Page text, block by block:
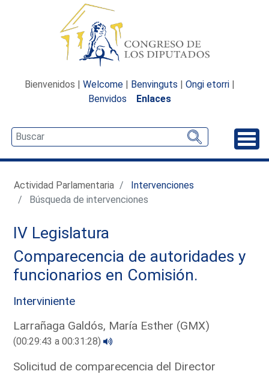
Bienvenidos | Welcome | Benvinguts | Ongi etorri |
Benvidos
Enlaces
Actividad Parlamentaria
Intervenciones
Búsqueda de intervenciones
IV Legislatura
Comparecencia de autoridades y
funcionarios en Comisión.
Interviniente
Larrañaga Galdós, María Esther (GMX)
(00:29:43 a 00:31:28)
Solicitud de comparecencia del Director